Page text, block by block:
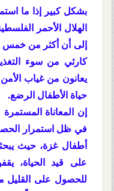
بشكل كبير إذا ما
الهلال الأحمر
إلى أن أكثر من
يعانون من غياب الأمن
حياة الأطفال الرضع.
إن المعاناة
في ظل استمرار
أطفال غزة، حيث
على قيد الحياة،
للحصول على القليل